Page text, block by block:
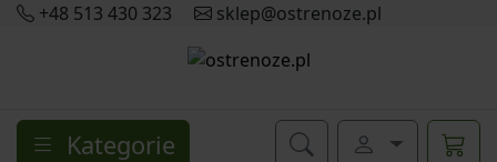
+48 513 430 323 sklep@ostrenoze.pl
Kategorie